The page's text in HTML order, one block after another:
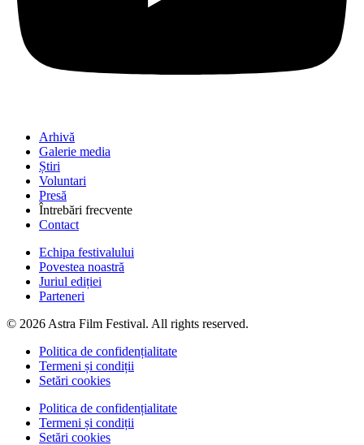
Arhivă
Galerie media
Știri
Voluntari
Presă
Întrebări frecvente
Contact
Echipa festivalului
Povestea noastră
Juriul ediției
Parteneri
© 2026 Astra Film Festival. All rights reserved.
Politica de confidențialitate
Termeni și condiții
Setări cookies
Politica de confidențialitate
Termeni și condiții
Setări cookies